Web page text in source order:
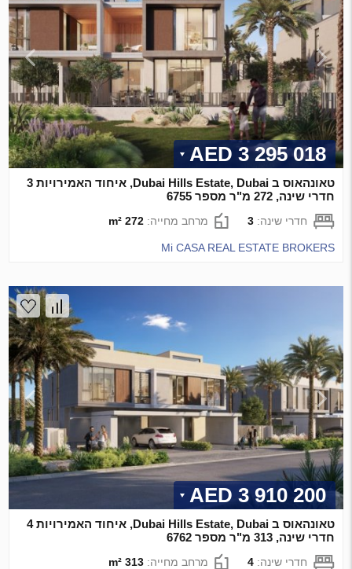
3 295 018 AED
טאונהאוס ב Dubai Hills Estate, Dubai, איחוד האמירויות 3
חדרי שינה, 272 מ"ר מספר 6755
חדרי שינה:3 מרחב מחייה:272 m²
Mi CASA REAL ESTATE BROKERS
3 910 200 AED
טאונהאוס ב Dubai Hills Estate, Dubai, איחוד האמירויות 4
חדרי שינה, 313 מ"ר מספר 6762
חדרי שינה:4 מרחב מחייה:313 m²